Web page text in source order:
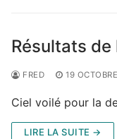
Résultats
FRED 19
Ciel voilé pour la
LIRE LA SUITE →